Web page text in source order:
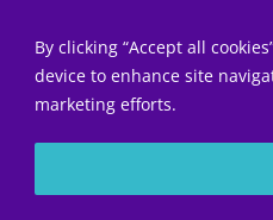
By clicking “Accept all
device to enhance site
marketing efforts.